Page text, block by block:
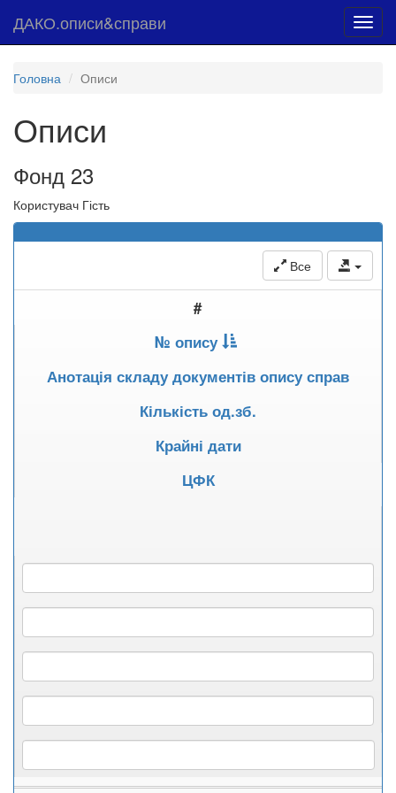
ДАКО.описи&справи
Головна Описи
Описи
Фонд 23
Користувач Гість
Все
#
№ опису
Анотація складу документів опису справ
Кількість од.зб.
Крайні дати
ЦФК